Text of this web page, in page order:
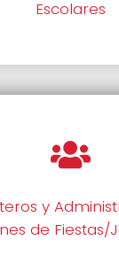
Escolares
y
de Fiestas/